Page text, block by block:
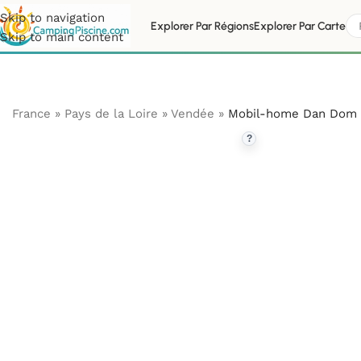
Skip to navigation
Skip to main content
Explorer Par RégionsExplorer Par Carte
France » Pays de la Loire » Vendée » Mobil-home Dan Dom
?